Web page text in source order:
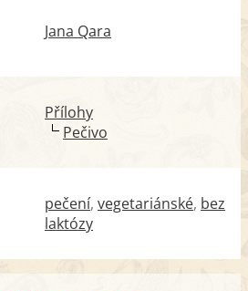
Jana Qara
Přílohy
Pečivo
pečení vegetariánské bez
laktózy